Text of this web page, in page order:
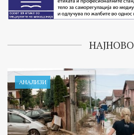
НАЈНОВО
АНАЛИЗИ